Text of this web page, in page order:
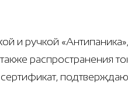
и ручкой
распространения